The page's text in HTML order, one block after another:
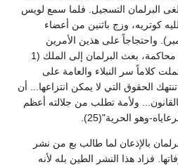
البرلمان التسجيل. فلما سمع لويس
كوتريه، وزج باثنين من أعضاء
في الباستيل (20 نوفمبر). واحتجاجاً على هذين الأمرين
وغيرهما من أوامر القبض دون محاكمة، بعث البرلمان إلى الملك (1
اشتملت كلاماً سر النبلاء والعامة على
الحقوق التي لا يمكن انتزاعها... أن
ولأمة تطلب من جلالته أعظم
وهو الحرية"(25).
بالإذعان لما طالب بع من نشر
فزاد هذا النشر الطين بله لأنه